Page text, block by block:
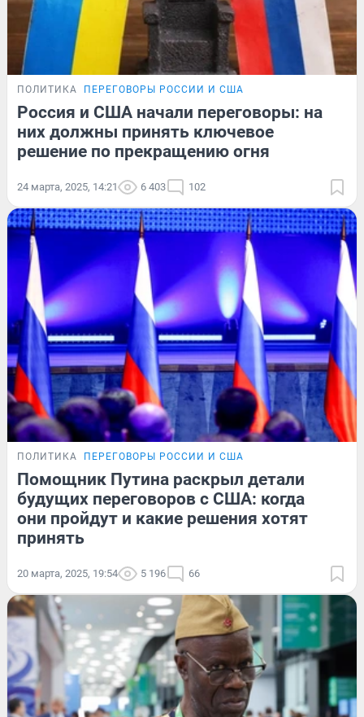
ПОЛИТИКА ПЕРЕГОВОРЫ РОССИИ И США
Россия и США начали переговоры: на
них должны принять ключевое
решение по прекращению огня
24 марта, 2025, 14:21 6 403 102
ПОЛИТИКА ПЕРЕГОВОРЫ РОССИИ И США
Помощник Путина раскрыл детали
будущих переговоров с США: когда
они пройдут и какие решения хотят
принять
20 марта, 2025, 19:54 5 196 66